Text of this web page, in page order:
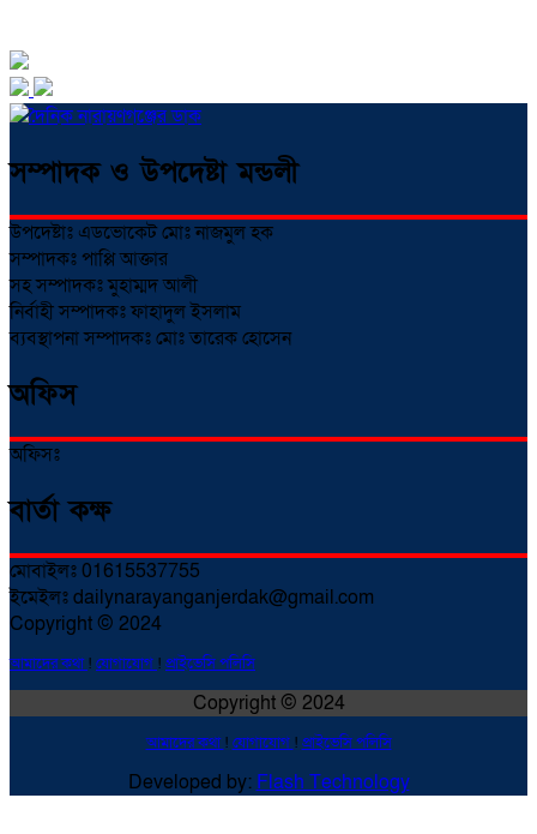
সম্পাদক ও উপদেষ্টা মন্ডলী
উপদেষ্টাঃ এডভোকেট মোঃ নাজমুল হক
সম্পাদকঃ পাপ্পি আক্তার
সহ সম্পাদকঃ মুহাম্মদ আলী
নির্বাহী সম্পাদকঃ ফাহাদুল ইসলাম
ব্যবস্থাপনা সম্পাদকঃ মোঃ তারেক হোসেন
অফিস
অফিসঃ
বার্তা কক্ষ
মোবাইলঃ 01615537755
ইমেইলঃ dailynarayanganjerdak@gmail.com
Copyright © 2024
আমাদের কথা! যোগাযোগ ! প্রাইভেসি পলিসি
Copyright © 2024
আমাদের কথা! যোগাযোগ ! প্রাইভেসি পলিসি
Developed by: Flash Technology